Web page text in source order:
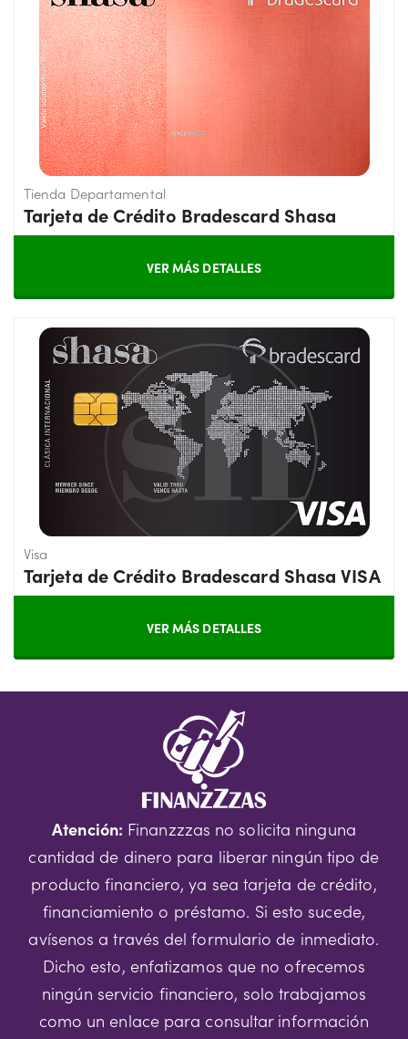
Tienda Departamental
Tarjeta de Crédito Bradescard Shasa
VER MÁS DETALLES
Visa
Tarjeta de Crédito Bradescard Shasa VISA
VER MÁS DETALLES
Atención: Finanzzzas no solicita ninguna
cantidad de dinero para liberar ningún tipo de
producto financiero, ya sea tarjeta de crédito,
financiamiento o préstamo. Si esto sucede,
avísenos a través del formulario de inmediato.
Dicho esto, enfatizamos que no ofrecemos
ningún servicio financiero, solo trabajamos
como un enlace para consultar información